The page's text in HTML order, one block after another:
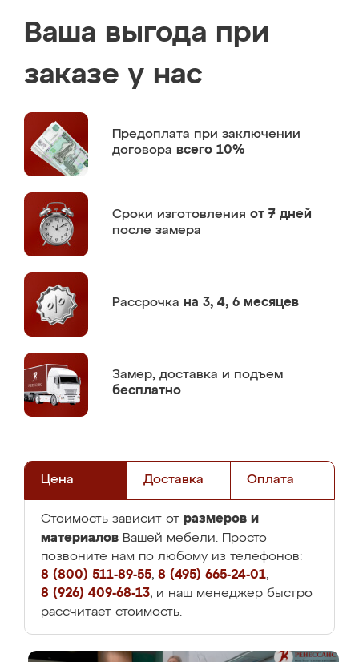
Ваша выгода при
заказе у нас
Предоплата при заключении
договора всего 10%
Сроки изготовления от 7 дней
после замера
Рассрочка на 3, 4, 6 месяцев
Замер, доставка и подъем
бесплатно
Цена Доставка Оплата
Стоимость зависит от размеров и
материалов Вашей мебели. Просто
позвоните нам по любому из телефонов:
8 (800) 511-89-55, 8 (495) 665-24-01,
8 (926) 409-68-13, и наш менеджер быстро
рассчитает стоимость.